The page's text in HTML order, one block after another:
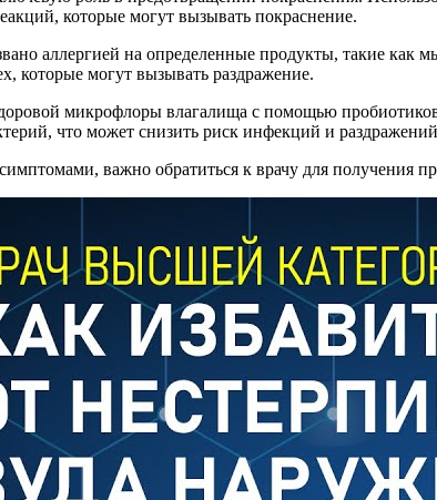
которые могут вызывать покраснение.
аллергией на определенные продукты, такие как
которые могут вызывать раздражение.
микрофлоры влагалища с помощью
что может снизить риск инфекций и
важно обратиться к врачу для получения